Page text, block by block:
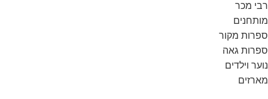
רבי מכר
מותחנים
ספרות מקור
ספרות גאה
נוער וילדים
מארזים